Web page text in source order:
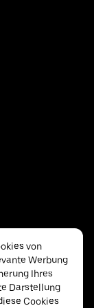
von
Werbung
Ihres
Darstellung
Cookies